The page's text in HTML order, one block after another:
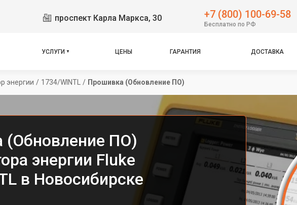
проспект Карла Маркса, 30 +7 (800) 100-69-58
Бесплатно по РФ
УСЛУГИ ЦЕНЫ ГАРАНТИЯ ДОСТАВКА
энергии / 1734/WINTL / Прошивка (Обновление ПО)
(Обновление ПО)
энергии Fluke
в Новосибирске